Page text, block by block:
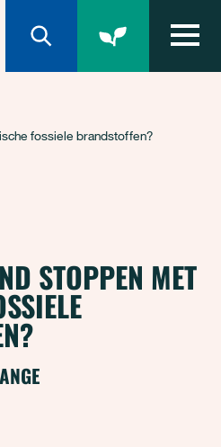
fossiele brandstoffen?
STOPPEN MET